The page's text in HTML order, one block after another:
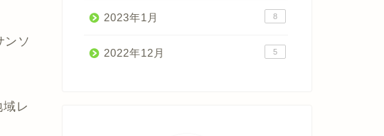
ンソ
レ
2023年1月 8
2022年12月 5